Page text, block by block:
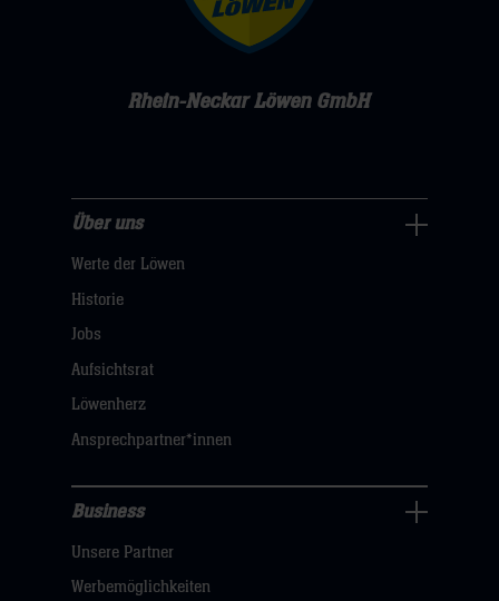
Rhein-Neckar Löwen GmbH
uns
Navigation
öffnen,
hier
Über uns
Werte der Löwen
Historie
Jobs
Aufsichtsrat
Löwenherz
Ansprechpartner*innen
Navigation
öffnen,
Business
Unsere Partner
Werbemöglichkeiten